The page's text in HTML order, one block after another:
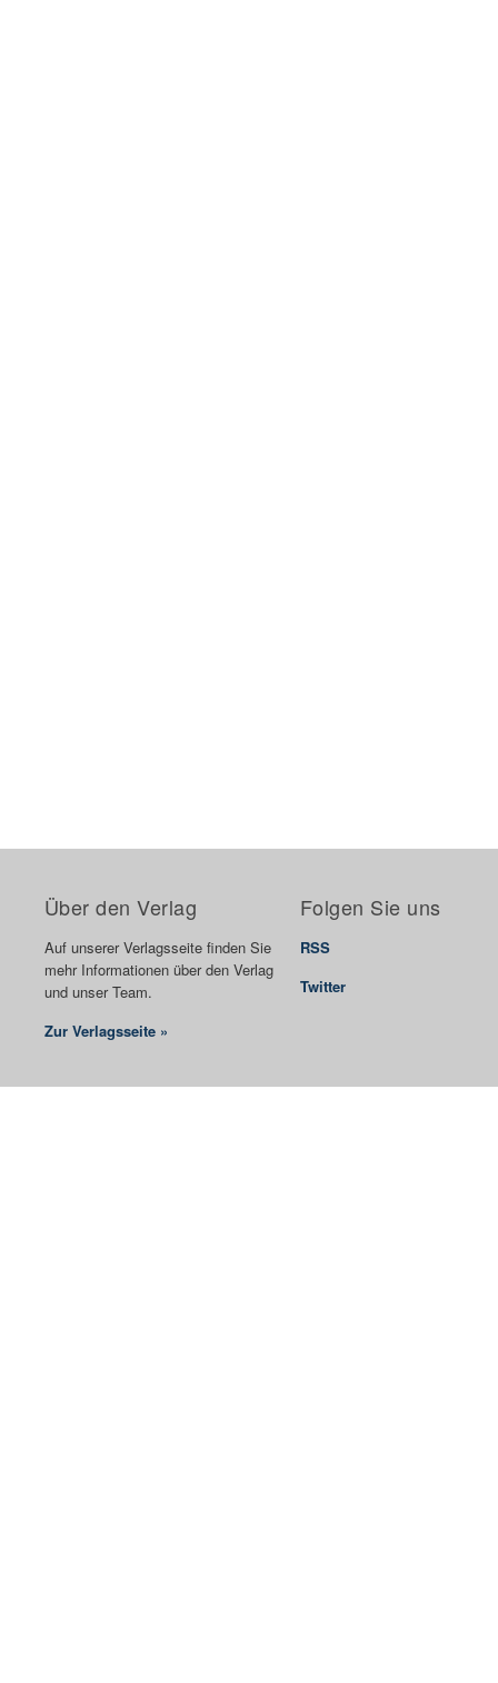
Über den Verlag
Auf unserer Verlagsseite finden Sie
mehr Informationen über den Verlag
und unser Team.
Zur Verlagsseite »
Folgen Sie uns
RSS
Twitter